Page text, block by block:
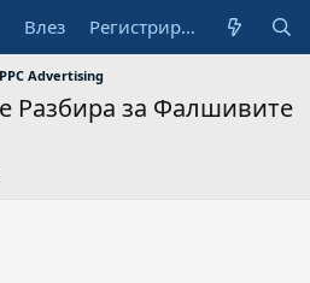
Влез Регистрирай се
Advertising
Разбира за Фалшивите